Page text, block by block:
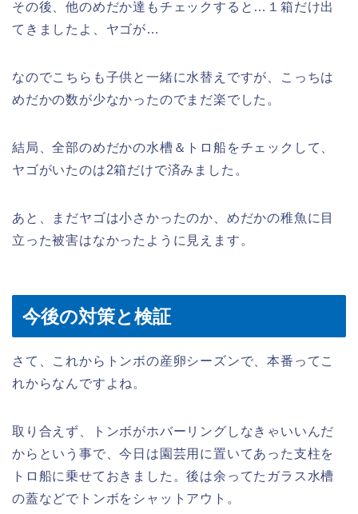
その後、他のめだか達もチェックすると…１箱だけ出
てきましたよ、ヤゴが…
なのでこちらも子供と一緒に水替えですが、こっちは
めだかの数が少なかったのでまだ楽でした。
結局、全部のめだかの水槽＆トロ船をチェックして、
ヤゴがいたのは2箱だけで済みました。
あと、まだヤゴは小さかったのか、めだかの稚魚に目
立った被害はなかったように見えます。
今後の対策と検証
さて、これからトンボの産卵シーズンで、本番ってこ
れからなんですよね。
取り合えず、トンボがホバーリングしなきゃいいんだ
からという事で、今日は園芸用に置いてあった支柱を
トロ船に乗せておきました。後は余ってたガラス水槽
の蓋などでトンボをシャットアウト。